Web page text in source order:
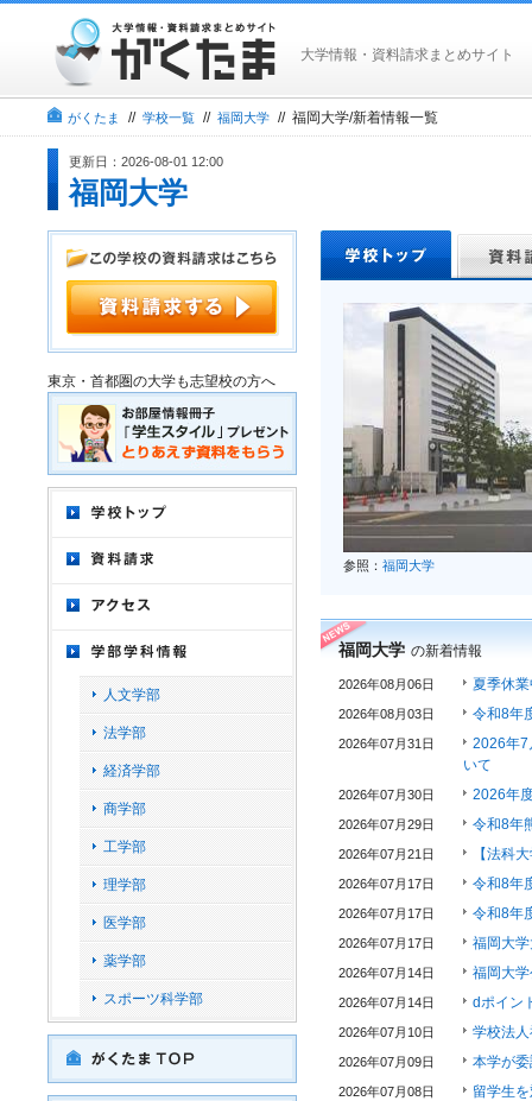
大学情報・資料請求まとめサイト
がくたま // 学校一覧 // 福岡大学 // 福岡大学/新着情報一覧
更新日：2026-08-01 12:00
福岡大学
参照： 福岡大学
福岡大学 の新着情報
2026年08月06日 夏季休
2026年08月03日 令和8年
2026年07月31日
2026年7
いて
2026年07月30日 2026年
2026年07月29日 令和8年
2026年07月21日 【法科
2026年07月17日 令和8年
2026年07月17日 令和8年
2026年07月17日 福岡大
2026年07月14日 福岡大
2026年07月14日 dポイン
2026年07月10日 学校法
2026年07月09日 本学が
2026年07月08日 留学生
東京・首都圏の大学も志望校の方へ
人文学部
法学部
経済学部
商学部
工学部
理学部
医学部
薬学部
スポーツ科学部